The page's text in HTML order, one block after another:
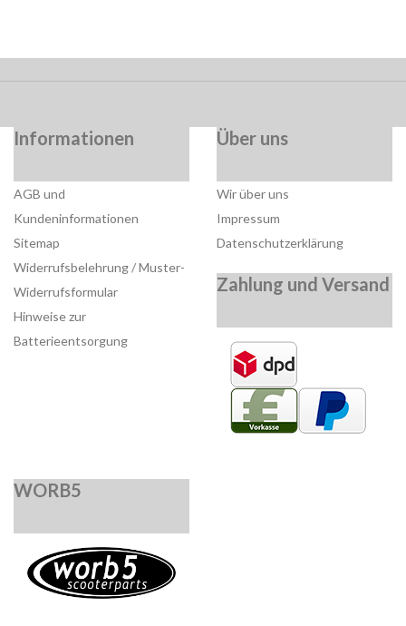
Informationen
AGB und
Kundeninformationen
Sitemap
Widerrufsbelehrung / Muster-
Widerrufsformular
Hinweise zur
Batterieentsorgung
Über uns
Wir über uns
Impressum
Datenschutzerklärung
Zahlung und Versand
WORB5